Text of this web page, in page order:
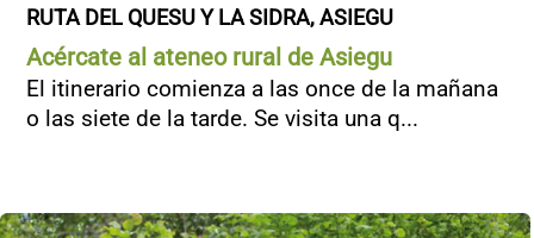
RUTA DEL QUESU Y LA SIDRA, ASIEGU
Acércate al ateneo rural de Asiegu
El itinerario comienza a las once de la mañana
o las siete de la tarde. Se visita una q...